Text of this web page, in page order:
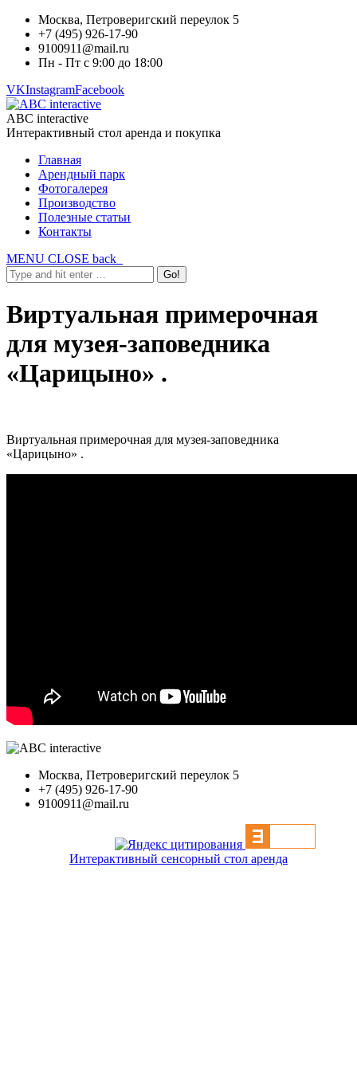
Москва, Петроверигский переулок 5
+7 (495) 926-17-90
9100911@mail.ru
Пн - Пт с 9:00 до 18:00
VKInstagramFacebook
ABC interactive
Интерактивный стол аренда и покупка
Главная
Арендный парк
Фотогалерея
Производство
Полезные статьи
Контакты
MENU CLOSE back
Виртуальная примерочная
для музея-заповедника
«Царицыно» .
Виртуальная примерочная для музея-заповедника
«Царицыно» .
Москва, Петроверигский переулок 5
+7 (495) 926-17-90
9100911@mail.ru
Интерактивный сенсорный стол аренда